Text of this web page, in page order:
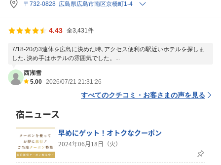
〒732-0828 広島県広島市南区京橋町1-4
4.43 全3,431件
7/18-20の3連休を広島に決めた時､アクセス便利の駅近いホテルを探しま
した､決め手はホテルの雰囲気でした。...
西湖雪
5.00 2026/07/21 21:31:26
すべてのクチコミ・お客さまの声を見る
宿ニュース
早めにゲット！オトクなクーポン
2024年06月18日（火）